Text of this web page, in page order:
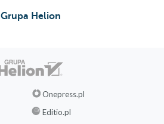
Grupa Helion
Onepress.pl
Editio.pl